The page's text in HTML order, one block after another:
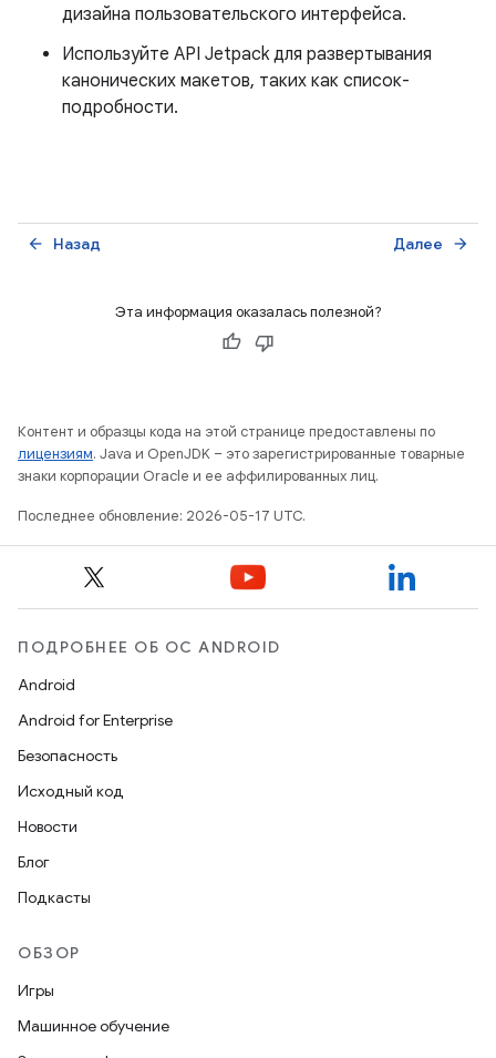
дизайна пользовательского интерфейса.
Используйте API Jetpack для развертывания
канонических макетов, таких как список-
подробности.
Назад
arrow_back Далее arrow_forward
Эта информация оказалась полезной?
Контент и образцы кода на этой странице предоставлены по
лицензиям. Java и OpenJDK – это зарегистрированные товарные
знаки корпорации Oracle и ее аффилированных лиц.
Последнее обновление: 2026-05-17 UTC.
ПОДРОБНЕЕ ОБ ОС ANDROID
Android
Android for Enterprise
Безопасность
Исходный код
Новости
Блог
Подкасты
ОБЗОР
Игры
Машинное обучение